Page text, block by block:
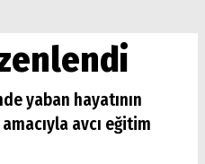
yaban hayatının
avcı eğitim